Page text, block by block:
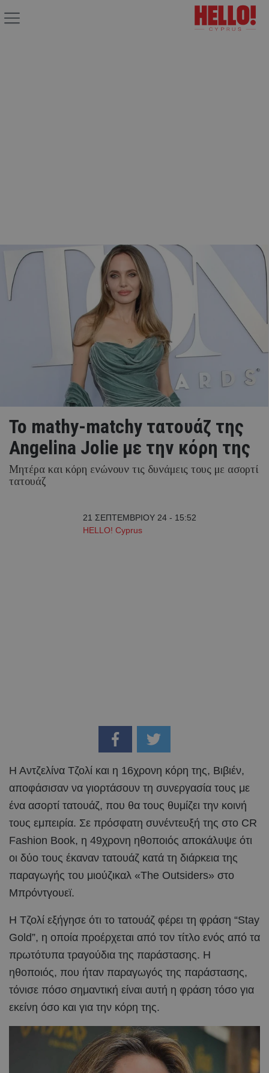
Το mathy-matchy τατουάζ της
Angelina Jolie με την κόρη της
Μητέρα και κόρη ενώνουν τις δυνάμεις τους με ασορτί
τατουάζ
21 ΣΕΠΤΕΜΒΡΙΟΥ 24 - 15:52
HELLO! Cyprus
Η Αντζελίνα Τζολί και η 16χρονη κόρη της, Βιβιέν,
αποφάσισαν να γιορτάσουν τη συνεργασία τους με
ένα ασορτί τατουάζ, που θα τους θυμίζει την κοινή
τους εμπειρία. Σε πρόσφατη συνέντευξή της στο CR
Fashion Book, η 49χρονη ηθοποιός αποκάλυψε ότι
οι δύο τους έκαναν τατουάζ κατά τη διάρκεια της
παραγωγής του μιούζικαλ «The Outsiders» στο
Μπρόντγουεϊ.
Η Τζολί εξήγησε ότι το τατουάζ φέρει τη φράση “Stay
Gold”, η οποία προέρχεται από τον τίτλο ενός από τα
πρωτότυπα τραγούδια της παράστασης. Η
ηθοποιός, που ήταν παραγωγός της παράστασης,
τόνισε πόσο σημαντική είναι αυτή η φράση τόσο για
εκείνη όσο και για την κόρη της.